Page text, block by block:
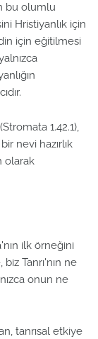
bu olumlu
Hristiyanlık için
din için eğitilmesi
1.42.1),
nevi hazırlık
olarak
ilk örneğini
Tanrı'nın ne
onun ne
tanrısal etkiye